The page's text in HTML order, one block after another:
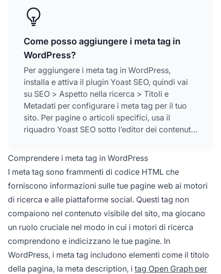
Come posso aggiungere i meta tag in
WordPress?
Per aggiungere i meta tag in WordPress,
installa e attiva il plugin Yoast SEO, quindi vai
su SEO > Aspetto nella ricerca > Titoli e
Metadati per configurare i meta tag per il tuo
sito. Per pagine o articoli specifici, usa il
riquadro Yoast SEO sotto l’editor dei contenuti
description
Comprendere i meta tag in WordPress
I meta tag sono frammenti di codice HTML che
forniscono informazioni sulle tue pagine web ai motori
di ricerca e alle piattaforme social. Questi tag non
compaiono nel contenuto visibile del sito, ma giocano
un ruolo cruciale nel modo in cui i motori di ricerca
comprendono e indicizzano le tue pagine. In
WordPress, i meta tag includono elementi come il titolo
della pagina, la meta description, i tag Open Graph per